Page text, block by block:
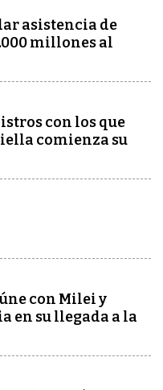
asistencia de
millones al
con los que
comienza su
con Milei y
en su llegada a la